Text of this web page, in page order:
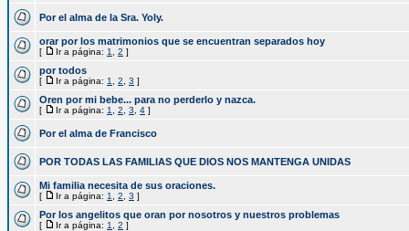
Por el alma de la Sra. Yoly.
orar por los matrimonios que se encuentran separados hoy
[ Ir a página: 1 2 ]
por todos
[ Ir a página: 1 2 3 ]
Oren por mi bebe... para no perderlo y nazca.
[ Ir a página: 1 2 3 4 ]
Por el alma de Francisco
POR TODAS LAS FAMILIAS QUE DIOS NOS MANTENGA UNIDAS
Mi familia necesita de sus oraciones.
[ Ir a página: 1 2 3 ]
Por los angelitos que oran por nosotros y nuestros problemas
[ Ir a página: 1 2 ]